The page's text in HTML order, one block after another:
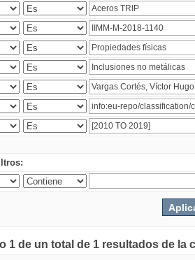
1 de un total de 1 resultados de la